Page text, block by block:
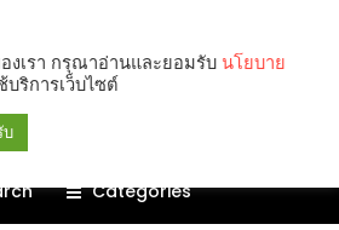
Categories
งเรา กรุณาอ่านและยอมรับ นโยบาย
บริการเว็บไซต์
บ